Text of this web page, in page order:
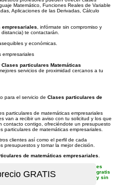
Matemático, Funciones Reales de Variable
Aplicaciones de las Derivadas, Cálculo
empresariales , infórmate sin compromiso y
te contactarán.
y económicas.
empresariales
Clases particulares Matemáticas
servicios de proximidad cercanos a tu
para el servicio de Clases particulares de
particulares de matemáticas empresariales
van a recibir un aviso con tu solicitud y los que
contacto contigo, ofreciéndote un presupuesto
particulares de matemáticas empresariales.
clientes así como el perfil de cada
presupuestos y tomar la mejor decisión.
de matemáticas empresariales
es
gratis
y sin